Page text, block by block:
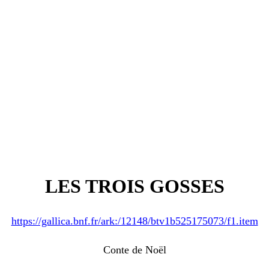
LES TROIS GOSSES
https://gallica.bnf.fr/ark:/12148/btv1b525175073/f1.item
Conte de Noël